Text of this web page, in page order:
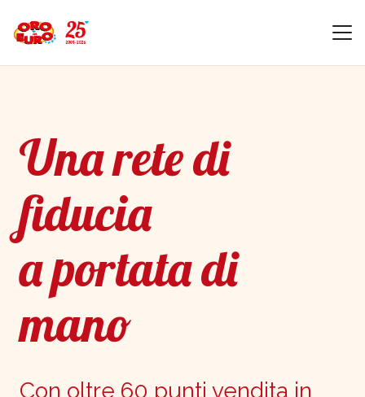
Una rete di
fiducia
a portata di
mano
Con oltre 60 punti vendita in